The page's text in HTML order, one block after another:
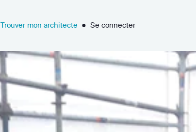
Trouver mon architecte ● Se connecter